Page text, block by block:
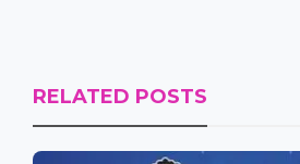
RELATED POSTS